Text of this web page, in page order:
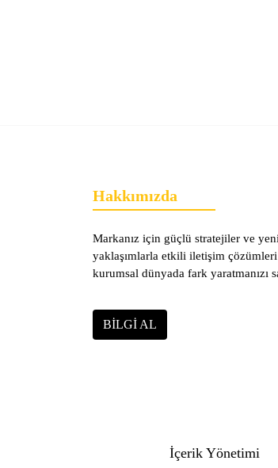
Hakkımızda
Markanız için güçlü stratejiler ve
yaklaşımlarla etkili iletişim
kurumsal dünyada fark yaratmanızı
BILGI AL
İçerik Yönetimi